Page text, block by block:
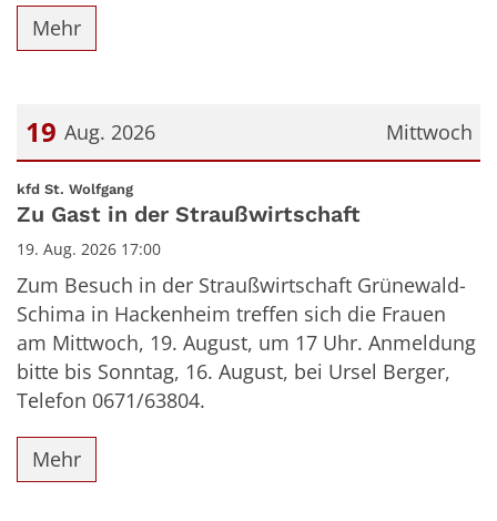
Mehr
Mittwoch
19 Aug. 2026
Datum: 19. August 2026
kfd St. Wolfgang:
Zu Gast in der Straußwirtschaft
19. Aug. 2026 17:00
Zum Besuch in der Straußwirtschaft Grünewald-
Schima in Hackenheim treffen sich die Frauen
am Mittwoch, 19. August, um 17 Uhr. Anmeldung
bitte bis Sonntag, 16. August, bei Ursel Berger,
Telefon 0671/63804.
Mehr